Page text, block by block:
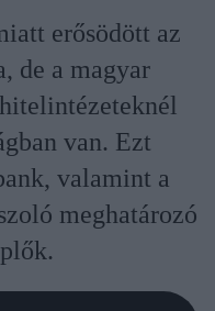
erősödött az
de a magyar
van. Ezt
valamint a
meghatározó